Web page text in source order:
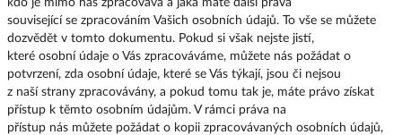
kdo je mimo nás zpracovává a jaká máte další práva
související se zpracováním Vašich osobních údajů. To vše se můžete
dozvědět v tomto dokumentu. Pokud si však nejste jistí,
které osobní údaje o Vás zpracováváme, můžete nás požádat o
potvrzení, zda osobní údaje, které se Vás týkají, jsou či nejsou
z naší strany zpracovávány, a pokud tomu tak je, máte právo získat
přístup k těmto osobním údajům. V rámci práva na
přístup nás můžete požádat o kopii zpracovávaných osobních údajů,